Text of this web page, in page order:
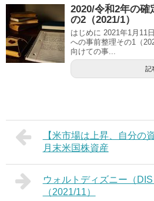
2020/令和2年の
の2（2021/1）
はじめに 2021年1月11
への事前整理その1（
向けての事...
記
【米市場は上昇、自分の
月末米国株資産
ウォルトディズニー（
（2021/11）